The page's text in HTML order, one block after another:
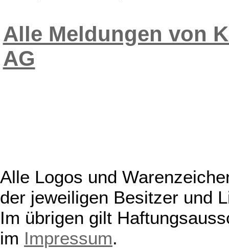
Alle Meldungen von
AG
Alle Logos und
der jeweiligen Besitzer und
Im übrigen gilt
im Impressum.